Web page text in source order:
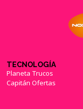
TECNOLOGÍA
Planeta Trucos
Capitán Ofertas